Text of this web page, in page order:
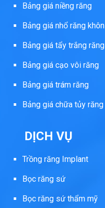
Bảng giá niềng răng
Bảng giá nhổ răng khôn
Bảng giá tẩy trắng răng
Bảng giá cạo vôi răng
Bảng giá trám răng
Bảng giá chữa tủy răng
DỊCH VỤ
Trồng răng Implant
Bọc răng sứ
Bọc răng sứ thẩm mỹ